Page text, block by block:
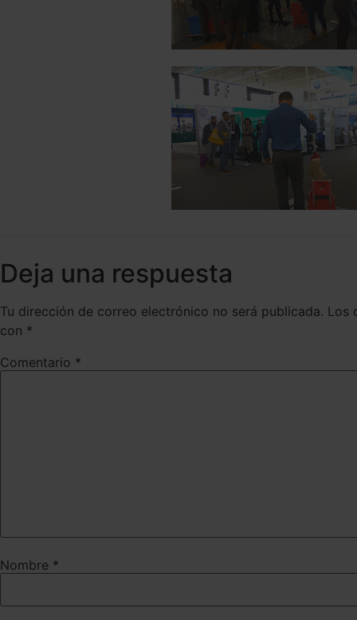
Deja una respuesta
Tu dirección de correo electrónico no será publicada. Los
con *
Comentario *
Nombre *